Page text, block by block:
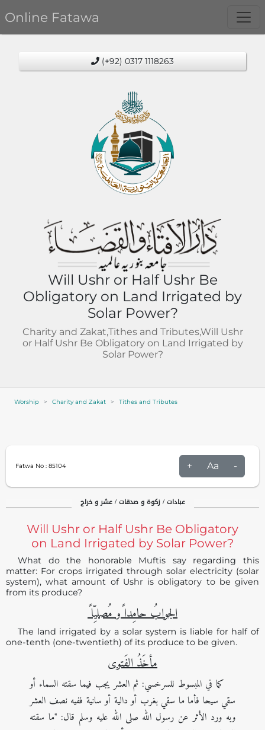
Online Fatawa
(+92) 0317 1118263
Will Ushr or Half Ushr Be
Obligatory on Land Irrigated by
Solar Power?
Charity and Zakat,Tithes and Tributes,Will Ushr
or Half Ushr Be Obligatory on Land Irrigated by
Solar Power?
Worship Charity and Zakat Tithes and Tributes
Fatwa No : 85104 + Aa -
عبادات / زکوۃ و صدقات / عشر و خراج
Will Ushr or Half Ushr Be Obligatory
on Land Irrigated by Solar Power?
What do the honorable Muftis say regarding this
matter: For crops irrigated through solar electricity (solar
system), what amount of Ushr is obligatory to be given
from its produce?
الجوابُ حامِدا ًو مُصلیِّا ً
The land irrigated by a solar system is liable for half of
one-tenth (one-twentieth) of its produce to be given.
مأخَذُ الفَتوی
كما في المبسوط للسرخسي: ثم العشر يجب فيما سقته السماء أو
سقي سيحا فأما ما سقي بغرب أو دالية أو سانية ففيه نصف العشر
وبه ورد الأثر عن رسول الله صلى الله عليه وسلم قال: "ما سقته